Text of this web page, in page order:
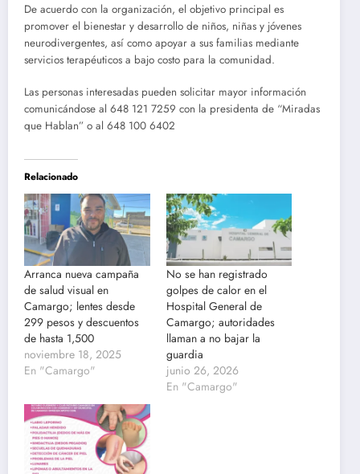
De acuerdo con la organización, el objetivo principal es
promover el bienestar y desarrollo de niños, niñas y jóvenes
neurodivergentes, así como apoyar a sus familias mediante
servicios terapéuticos a bajo costo para la comunidad.
Las personas interesadas pueden solicitar mayor información
comunicándose al 648 121 7259 con la presidenta de “Miradas
que Hablan” o al 648 100 6402
Relacionado
Arranca nueva campaña
de salud visual en
Camargo; lentes desde
299 pesos y descuentos
de hasta 1,500
noviembre 18, 2025
En "Camargo"
No se han registrado
golpes de calor en el
Hospital General de
Camargo; autoridades
llaman a no bajar la
guardia
junio 26, 2026
En "Camargo"